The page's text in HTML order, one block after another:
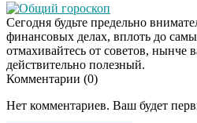
Общий гороскоп
Сегодня будьте предельно
финансовых делах, вплоть до
отмахивайтесь от советов, нынче
действительно полезный.
Комментарии (0)
Нет комментариев. Ваш будет
Даже самый
исчезнет с корнем,